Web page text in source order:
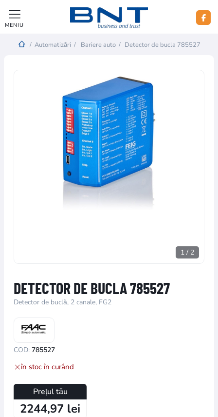
MENIU
/ Automatizări / Bariere auto / Detector de bucla 785527
1 / 2
DETECTOR DE BUCLA 785527
Detector de buclă, 2 canale, FG2
COD: 785527
în stoc în curând
Prețul tău
2244,97 lei